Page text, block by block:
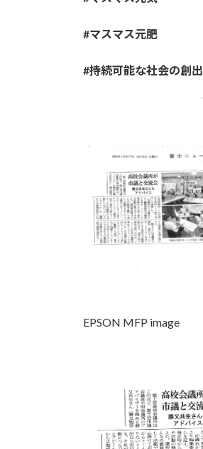
#マスマス元肥
#持続可能な社会の創出
EPSON MFP image